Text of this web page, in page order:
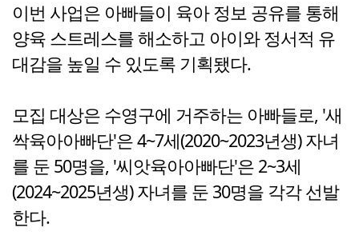
이번 사업은 아빠들이 육아 정보 공유를 통해
양육 스트레스를 해소하고 아이와 정서적 유
대감을 높일 수 있도록 기획됐다.
모집 대상은 수영구에 거주하는 아빠들로, '새
싹육아아빠단'은 4~7세(2020~2023년생) 자녀
를 둔 50명을, '씨앗육아아빠단'은 2~3세
(2024~2025년생) 자녀를 둔 30명을 각각 선발
한다.